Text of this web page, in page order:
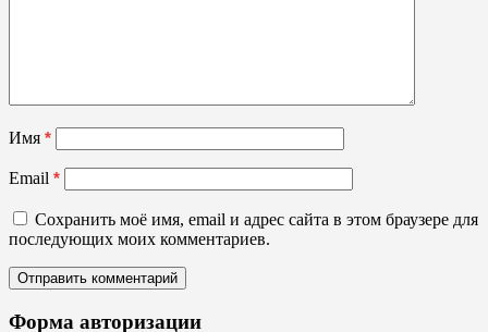
Имя *
Email *
Сохранить моё имя, email и адрес сайта в этом браузере для
последующих моих комментариев.
Форма авторизации